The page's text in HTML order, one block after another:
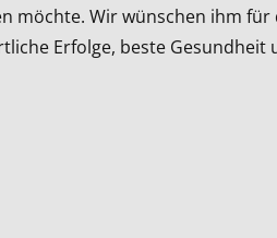
möchte. Wir wünschen ihm für
Erfolge, beste Gesundheit